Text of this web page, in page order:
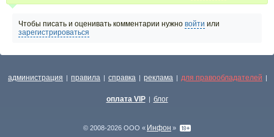
Чтобы писать и оценивать комментарии нужно войти или
зарегистрироваться
администрация | правила | справка | реклама | для правообладателей |
оплата VIP | блог
© 2008-2026 ООО « Инфон »